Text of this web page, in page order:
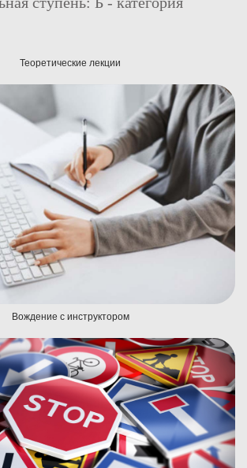
Теоретические лекции
Вождение с инструктором